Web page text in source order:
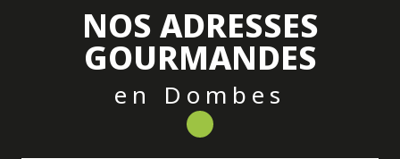
NOS ADRESSES
GOURMANDES
en Dombes